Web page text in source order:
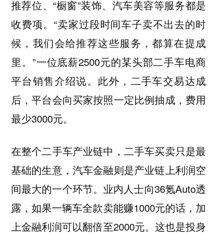
推荐位、“橱窗”装饰、汽车美容等服务都是
收费项。“卖家过段时间车子卖不出去的时
候，我们会给推荐这些服务，都算在提成
里。”一位底薪2500元的某头部二手车电商
平台销售介绍说。此外，二手车交易达成
后，平台会向买家按照一定比例抽成，费用
最少3000元。
在整个二手车产业链中，二手车买卖只是最
基础的生意，汽车金融则是产业链上利润空
间最大的一个环节。 业内人士向36氪Auto透
露，如果一辆车全款卖能赚1000元的话，加
上金融利润可以翻倍至2000元。这也是投身